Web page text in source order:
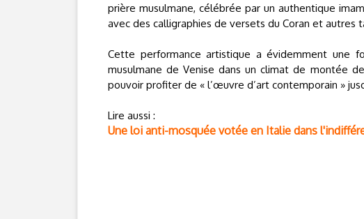
prière musulmane, célébrée par un authentique
avec des calligraphies de versets du Coran et autres
Cette performance artistique a évidemment une
musulmane de Venise dans un climat de montée de
pouvoir profiter de « l’œuvre d’art contemporain »
Lire aussi :
Une loi anti-mosquée votée en Italie dans